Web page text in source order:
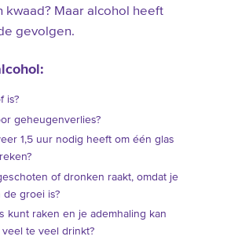
kwaad? Maar alcohol heeft
gevolgen.
is?
geheugenverlies?
1,5 uur nodig heeft om één glas
of dronken raakt, omdat je
de groei is?
kunt raken en je ademhaling kan
te veel drinkt?